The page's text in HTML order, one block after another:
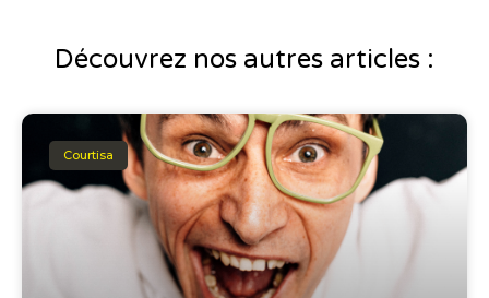
Découvrez nos autres articles :
Courtisa